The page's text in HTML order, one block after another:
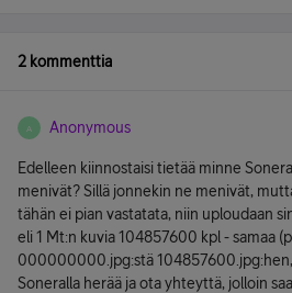
2 kommenttia
A Anonymous
Edelleen kiinnostaisi tietää minne
menivät? Sillä jonnekin ne menivät,
tähän ei pian vastatata, niin uploudaan
eli 1 Mt:n kuvia 104857600 kpl - samaa
000000000.jpg:stä
Soneralla herää ja ota yhteyttä, jolloin